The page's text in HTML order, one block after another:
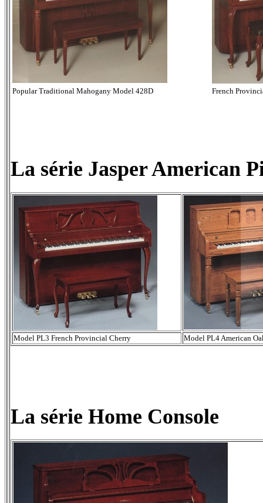
Popular Traditional Mahogany Model 428D French
La série Jasper American
Model PL3 French Provincial Cherry Model PL4 American
La série Home Console